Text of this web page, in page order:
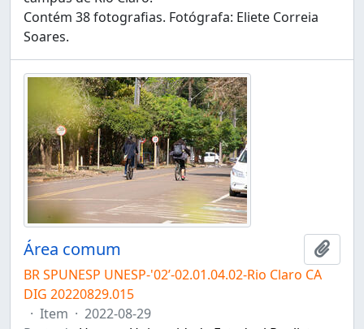
Contém 38 fotografias. Fotógrafa: Eliete Correia
Soares.
Área comum
BR SPUNESP UNESP-'02’-02.01.04.02-Rio Claro CA
DIG 20220829.015
· Item · 2022-08-29